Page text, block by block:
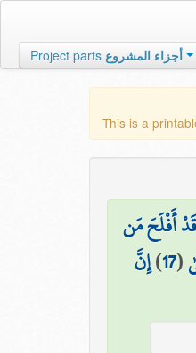
Project parts أجزاء المشروع
This is a
قَدْ أَفْلَحَ مَن
(
17
)إِنَّ